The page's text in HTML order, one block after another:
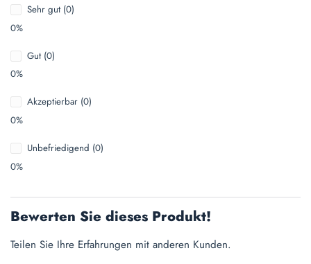
Sehr gut (0)
0%
Gut (0)
0%
Akzeptierbar (0)
0%
Unbefriedigend (0)
0%
Bewerten Sie dieses Produkt!
Teilen Sie Ihre Erfahrungen mit anderen Kunden.